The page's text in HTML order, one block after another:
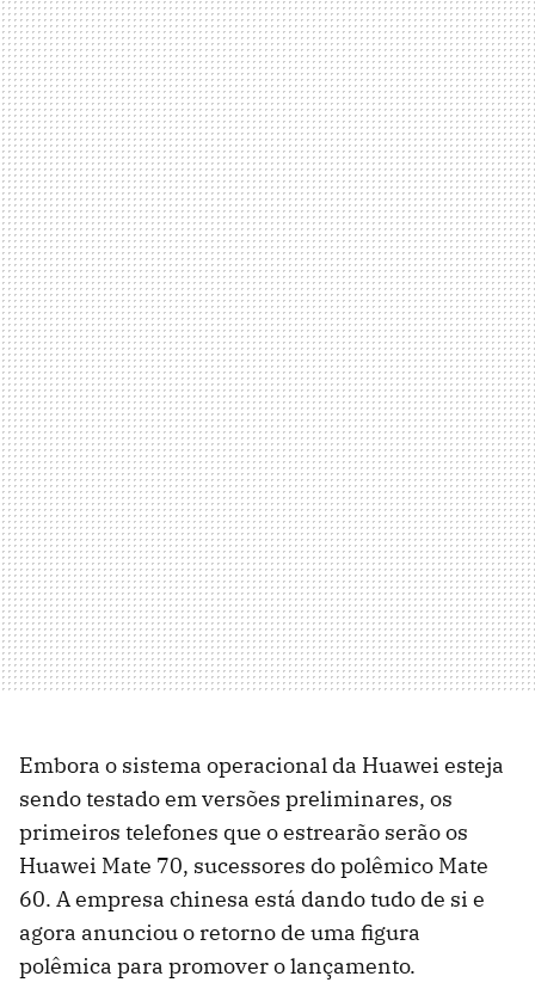
Embora o sistema operacional da Huawei esteja
sendo testado em versões preliminares, os
primeiros telefones que o estrearão serão os
Huawei Mate 70, sucessores do polêmico Mate
60. A empresa chinesa está dando tudo de si e
agora anunciou o retorno de uma figura
polêmica para promover o lançamento.